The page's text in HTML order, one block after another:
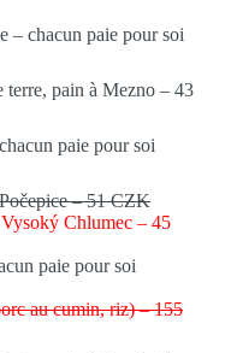
– chacun paie pour soi
terre, pain à Mezno – 43
paie pour soi
– 51 CZK
Chlumec – 45
paie pour soi
au cumin, riz) – 155